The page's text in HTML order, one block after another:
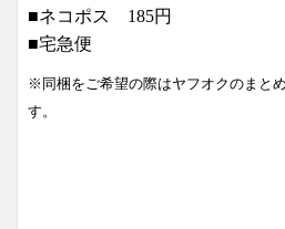
■ネコポス 185円
■宅急便
※同梱をご希望の際はヤフオクのまと
す。